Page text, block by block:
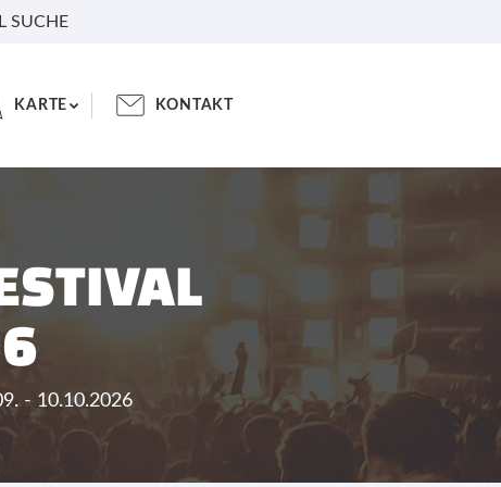
SUCHE
KARTE KONTAKT
- 10.10.2026